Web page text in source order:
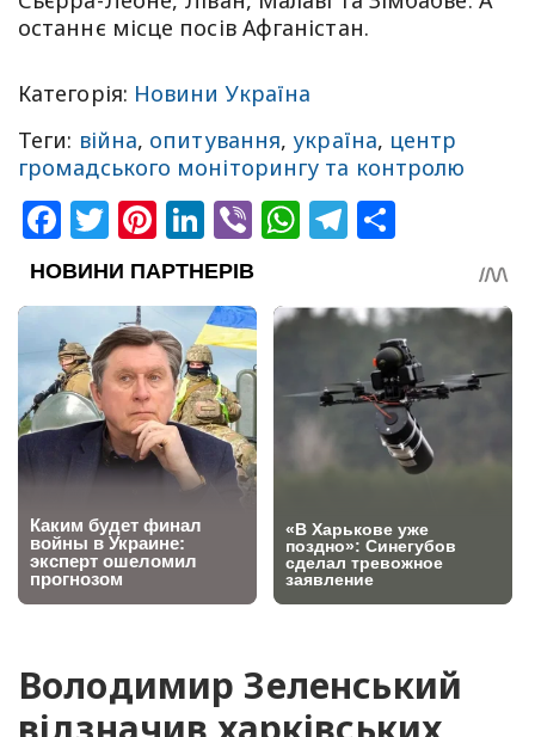
останнє місце посів Афганістан.
Категорія: Новини Україна
Теги: війна, опитування, україна, центр
громадського моніторингу та контролю
Facebook
Twitter
Pinterest
LinkedIn
ViberWhatsApp
Telegram
Володимир Зеленський